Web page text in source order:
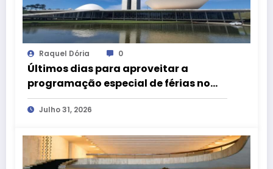
Raquel Dória 0
Últimos dias para aproveitar a
programação especial de férias no
Congresso Nacional
Julho 31, 2026